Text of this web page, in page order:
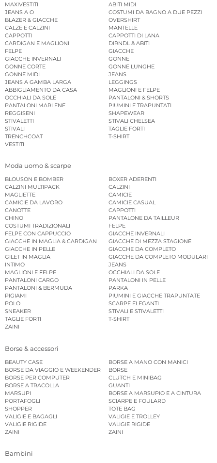
MAXIVESTITI
ABITI MIDI
JEANS A O
COSTUMI DA BAGNO A DUE PEZZI
BLAZER & GIACCHE
OVERSHIRT
CALZE E CALZINI
MANTELLE
CAPPOTTI
CAPPOTTI DI LANA
CARDIGAN E MAGLIONI
DIRNDL & ABITI
FELPE
GIACCHE
GIACCHE INVERNALI
GONNE
GONNE CORTE
GONNE LUNGHE
GONNE MIDI
JEANS
JEANS A GAMBA LARGA
LEGGINGS
ABBIGLIAMENTO DA CASA
MAGLIONI E FELPE
OCCHIALI DA SOLE
PANTALONI & SHORTS
PANTALONI MARLENE
PIUMINI E TRAPUNTATI
REGGISENI
SHAPEWEAR
STIVALETTI
STIVALI CHELSEA
STIVALI
TAGLIE FORTI
TRENCHCOAT
T-SHIRT
VESTITI
Moda uomo & scarpe
BLOUSON E BOMBER
BOXER ADERENTI
CALZINI MULTIPACK
CALZINI
MAGLIETTE
CAMICIE
CAMICIE DA LAVORO
CAMICIE CASUAL
CANOTTE
CAPPOTTI
CHINO
PANTALONE DA TAILLEUR
COSTUMI TRADIZIONALI
FELPE
FELPE CON CAPPUCCIO
GIACCHE INVERNALI
GIACCHE IN MAGLIA & CARDIGAN
GIACCHE DI MEZZA STAGIONE
GIACCHE IN PELLE
GIACCHE DA COMPLETO
GILET IN MAGLIA
GIACCHE DA COMPLETO MODULARI
INTIMO
JEANS
MAGLIONI E FELPE
OCCHIALI DA SOLE
PANTALONI CARGO
PANTALONI IN PELLE
PANTALONI & BERMUDA
PARKA
PIGIAMI
PIUMINI E GIACCHE TRAPUNTATE
POLO
SCARPE ELEGANTI
SNEAKER
STIVALI E STIVALETTI
TAGLIE FORTI
T-SHIRT
ZAINI
Borse & accessori
BEAUTY CASE
BORSE A MANO CON MANICI
BORSE DA VIAGGIO E WEEKENDER
BORSE
BORSE PER COMPUTER
CLUTCH E MINIBAG
BORSE A TRACOLLA
GUANTI
MARSUPI
BORSE A MARSUPIO E A CINTURA
PORTAFOGLI
SCIARPE E FOULARD
SHOPPER
TOTE BAG
VALIGIE E BAGAGLI
VALIGIE E TROLLEY
VALIGIE RIGIDE
VALIGIE RIGIDE
ZAINI
ZAINI
Bambini